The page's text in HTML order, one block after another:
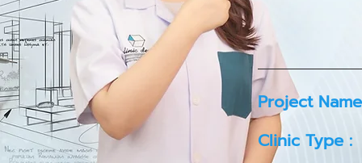
Project
Clinic Type :